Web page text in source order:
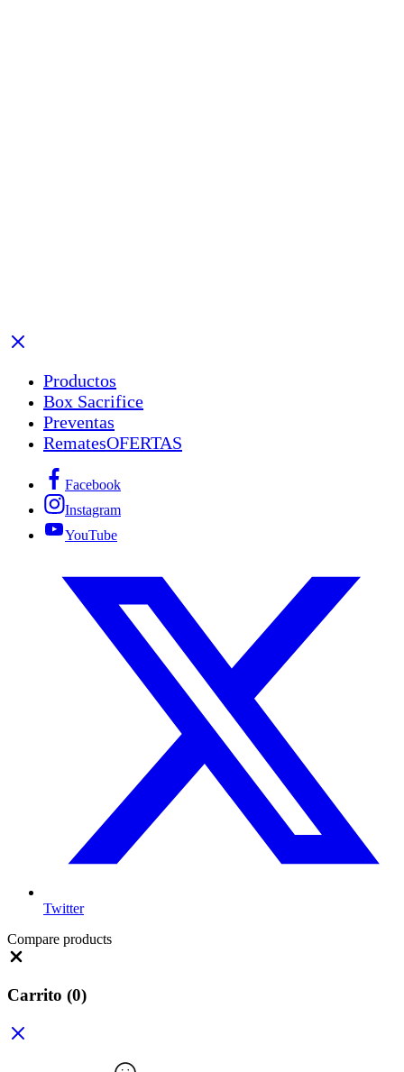
Productos
Box Sacrifice
Preventas
RematesOFERTAS
Facebook
Instagram
YouTube
Twitter
Compare products
Carrito (0)